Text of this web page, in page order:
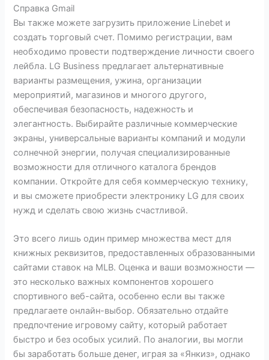
Вы также можете загрузить приложение Linebet и
создать торговый счет. Помимо регистрации, вам
необходимо провести подтверждение личности своего
лейбла. LG Business предлагает альтернативные
варианты размещения, ужина, организации
мероприятий, магазинов и многого другого,
обеспечивая безопасность, надежность и
элегантность. Выбирайте различные коммерческие
экраны, универсальные варианты компаний и модули
солнечной энергии, получая специализированные
возможности для отличного каталога брендов
компании. Откройте для себя коммерческую технику,
и вы сможете приобрести электронику LG для своих
нужд и сделать свою жизнь счастливой.
Это всего лишь один пример множества мест для
книжных реквизитов, предоставленных образованными
сайтами ставок на MLB. Оценка и ваши возможности —
это несколько важных компонентов хорошего
спортивного веб-сайта, особенно если вы также
предлагаете онлайн-выбор. Обязательно отдайте
предпочтение игровому сайту, который работает
быстро и без особых усилий. По аналогии, вы могли
бы заработать больше денег, играя за «Янкиз», однако